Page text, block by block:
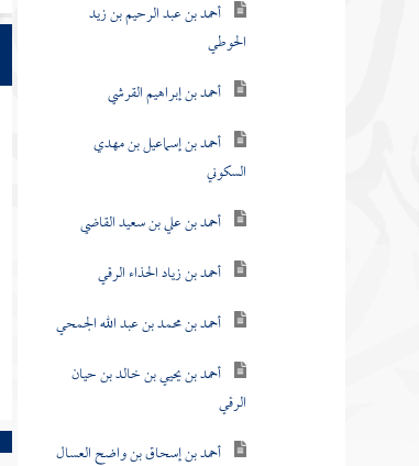
أحمد بن عبد الرحيم بن زيد
الحوطي
أحمد بن إبراهيم القرشي
أحمد بن إسماعيل بن مهدي
السكوني
أحمد بن علي بن سعيد القاضي
أحمد بن زياد الحذاء الرقي
أحمد بن محمد بن عبد الله الجمحي
أحمد بن يحيي بن خالد بن حيان
الرقي
أحمد بن إسحاق بن واضح العسال